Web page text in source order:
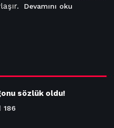
Devamını oku
sözlük oldu!
186